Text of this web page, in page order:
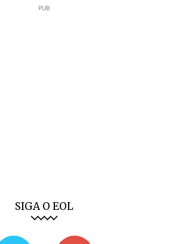
PUB
SIGA O EOL